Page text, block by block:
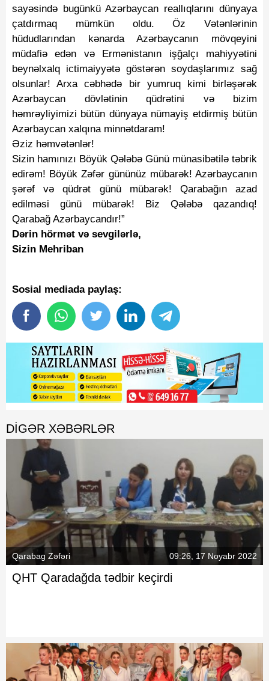
sayəsində bugünkü Azərbaycan reallıqlarını dünyaya
çatdırmaq mümkün oldu. Öz Vətənlərinin
hüdudlarından kənarda Azərbaycanın mövqeyini
müdafiə edən və Ermənistanın işğalçı mahiyyətini
beynəlxalq ictimaiyyətə göstərən soydaşlarımız sağ
olsunlar! Arxa cəbhədə bir yumruq kimi birləşərək
Azərbaycan dövlətinin qüdrətini və bizim
həmrəyliyimizi bütün dünyaya nümayiş etdirmiş bütün
Azərbaycan xalqına minnətdaram!
Əziz həmvətənlər!
Sizin hamınızı Böyük Qələbə Günü münasibətilə təbrik
edirəm! Böyük Zəfər gününüz mübarək! Azərbaycanın
şərəf və qüdrət günü mübarək! Qarabağın azad
edilməsi günü mübarək! Biz Qələbə qazandıq!
Qarabağ Azərbaycandır!”
Dərin hörmət və sevgilərlə,
Sizin Mehriban
Sosial mediada paylaş:
DIGƏR XƏBƏRLƏR
Qarabag Zəfəri 09:26, 17 Noyabr 2022
QHT Qaradağda tədbir keçirdi